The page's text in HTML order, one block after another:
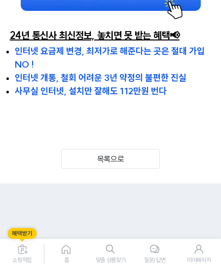
24년 통신사 최신정보, 놓치면 못 받는 혜택📢
인터넷 요금제 변경, 최저가로 해준다는 곳은 절대 가입
NO !
인터넷 개통, 철회 어려운 3년 약정의 불편한 진실
사무실 인터넷, 설치만 잘해도 112만원 번다
목록으로
쇼핑적립 홈 맞춤 상품찾기 질문/답변 마이페이지